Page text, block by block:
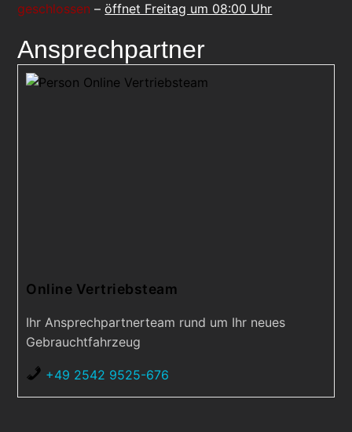
geschlossen –öffnet Freitag um 08:00 Uhr
Ansprechpartner
Online Vertriebsteam
Ihr Ansprechpartnerteam rund um Ihr neues
Gebrauchtfahrzeug
+49 2542 9525-676